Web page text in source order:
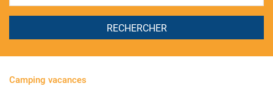
Camping vacances